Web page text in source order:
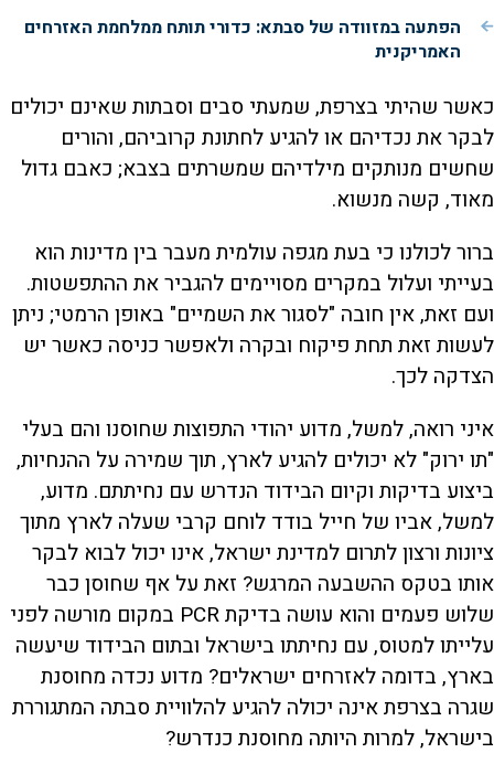
הפתעה במזוודה של סבתא: כדורי תותח ממלחמת האזרחים
האמריקנית
כאשר שהיתי בצרפת, שמעתי סבים וסבתות שאינם יכולים
לבקר את נכדיהם או להגיע לחתונת קרוביהם, והורים
שחשים מנותקים מילדיהם שמשרתים בצבא; כאבם גדול
מאוד, קשה מנשוא.
ברור לכולנו כי בעת מגפה עולמית מעבר בין מדינות הוא
בעייתי ועלול במקרים מסויימים להגביר את ההתפשטות.
ועם זאת, אין חובה "לסגור את השמיים" באופן הרמטי; ניתן
לעשות זאת תחת פיקוח ובקרה ולאפשר כניסה כאשר יש
הצדקה לכך.
איני רואה, למשל, מדוע יהודי התפוצות שחוסנו והם בעלי
"תו ירוק" לא יכולים להגיע לארץ, תוך שמירה על ההנחיות,
ביצוע בדיקות וקיום הבידוד הנדרש עם נחיתתם. מדוע,
למשל, אביו של חייל בודד לוחם קרבי שעלה לארץ מתוך
ציונות ורצון לתרום למדינת ישראל, אינו יכול לבוא לבקר
אותו בטקס ההשבעה המרגש? זאת על אף שחוסן כבר
שלוש פעמים והוא עושה בדיקת PCR במקום מורשה לפני
עלייתו למטוס, עם נחיתתו בישראל ובתום הבידוד שיעשה
בארץ, בדומה לאזרחים ישראלים? מדוע נכדה מחוסנת
שגרה בצרפת אינה יכולה להגיע להלוויית סבתה המתגוררת
בישראל, למרות היותה מחוסנת כנדרש?